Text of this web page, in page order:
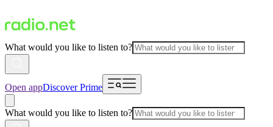
What would you like to listen to?
Open appDiscover Prime
What would you like to listen to?